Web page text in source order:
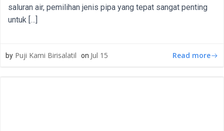
saluran air, pemilihan jenis pipa yang tepat sangat penting
untuk […]
by Puji Kami Birisalatil on Jul 15 Read more